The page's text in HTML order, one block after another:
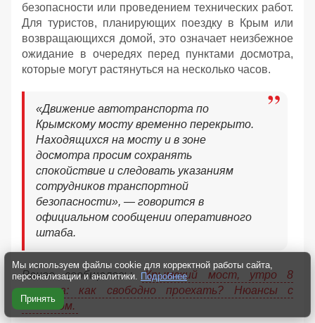
безопасности или проведением технических работ.
Для туристов, планирующих поездку в Крым или
возвращающихся домой, это означает неизбежное
ожидание в очередях перед пунктами досмотра,
которые могут растянуться на несколько часов.
«Движение автотранспорта по
Крымскому мосту временно перекрыто.
Находящихся на мосту и в зоне
досмотра просим сохранять
спокойствие и следовать указаниям
сотрудников транспортной
безопасности», — говорится в
официальном сообщении оперативного
штаба.
Ранее сообщалось: Крымский мост, утро 8
августа: как свободно проехать? Нюансы с
бензином.
Мы используем файлы cookie для корректной работы сайта,
персонализации и аналитики. Подробнее
Принять